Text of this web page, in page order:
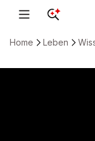
Home Leben